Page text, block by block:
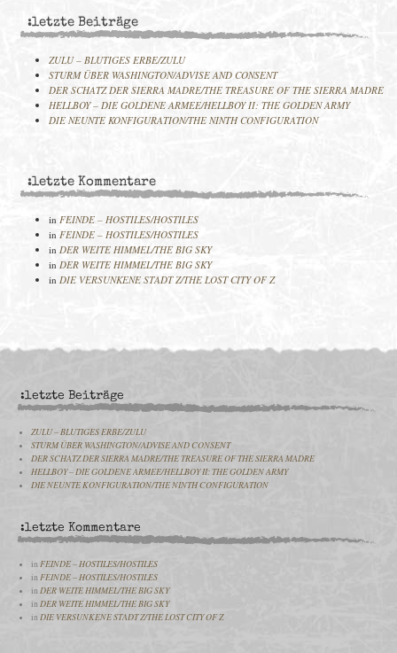
:letzte Beiträge
ZULU – BLUTIGES ERBE/ZULU
STURM ÜBER WASHINGTON/ADVISE AND CONSENT
DER SCHATZ DER SIERRA MADRE/THE TREASURE OF THE SIERRA MADRE
HELLBOY – DIE GOLDENE ARMEE/HELLBOY II: THE GOLDEN ARMY
DIE NEUNTE KONFIGURATION/THE NINTH CONFIGURATION
:letzte Kommentare
in FEINDE – HOSTILES/HOSTILES
in FEINDE – HOSTILES/HOSTILES
in DER WEITE HIMMEL/THE BIG SKY
in DER WEITE HIMMEL/THE BIG SKY
in DIE VERSUNKENE STADT Z/THE LOST CITY OF Z
:letzte Beiträge
ZULU – BLUTIGES ERBE/ZULU
STURM ÜBER WASHINGTON/ADVISE AND CONSENT
DER SCHATZ DER SIERRA MADRE/THE TREASURE OF THE SIERRA MADRE
HELLBOY – DIE GOLDENE ARMEE/HELLBOY II: THE GOLDEN ARMY
DIE NEUNTE KONFIGURATION/THE NINTH CONFIGURATION
:letzte Kommentare
inFEINDE – HOSTILES/HOSTILES
inFEINDE – HOSTILES/HOSTILES
inDER WEITE HIMMEL/THE BIG SKY
inDER WEITE HIMMEL/THE BIG SKY
in DIE VERSUNKENE STADT Z/THE LOST CITY OF Z